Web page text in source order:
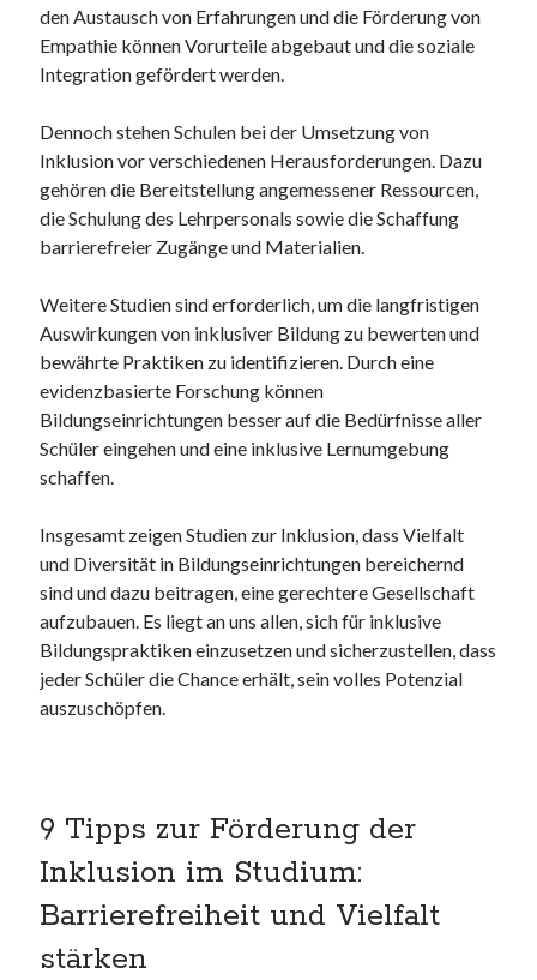
November 2025
Oktober 2025
September 2025
Juli 2025
Juni 2025
Mai 2025
April 2025
März 2025
Januar 2025
Dezember 2024
November 2024
Oktober 2024
September 2024
August 2024
Juli 2024
Mai 2024
April 2024
März 2024
Februar 2024
Januar 2024
Dezember 2023
November 2023
barrierefreie website
din 18040
fachkraft
ferienwohnung
den Austausch von Erfahrungen und die Förderung von
Empathie können Vorurteile abgebaut und die soziale
Integration gefördert werden.
Dennoch stehen Schulen bei der Umsetzung von
Inklusion vor verschiedenen Herausforderungen. Dazu
gehören die Bereitstellung angemessener Ressourcen,
die Schulung des Lehrpersonals sowie die Schaffung
barrierefreier Zugänge und Materialien.
Weitere Studien sind erforderlich, um die langfristigen
Auswirkungen von inklusiver Bildung zu bewerten und
bewährte Praktiken zu identifizieren. Durch eine
evidenzbasierte Forschung können
Bildungseinrichtungen besser auf die Bedürfnisse aller
Schüler eingehen und eine inklusive Lernumgebung
schaffen.
Insgesamt zeigen Studien zur Inklusion, dass Vielfalt
und Diversität in Bildungseinrichtungen bereichernd
sind und dazu beitragen, eine gerechtere Gesellschaft
aufzubauen. Es liegt an uns allen, sich für inklusive
Bildungspraktiken einzusetzen und sicherzustellen, dass
jeder Schüler die Chance erhält, sein volles Potenzial
auszuschöpfen.
9 Tipps zur Förderung der
Inklusion im Studium:
Barrierefreiheit und Vielfalt
stärken